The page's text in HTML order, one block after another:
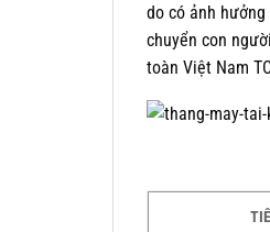
do có ảnh
chuyển con
toàn Việt Nam